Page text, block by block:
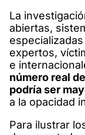
La
abiertas,
expertos,
e
número real
podría ser
a la opacidad
Para ilustrar